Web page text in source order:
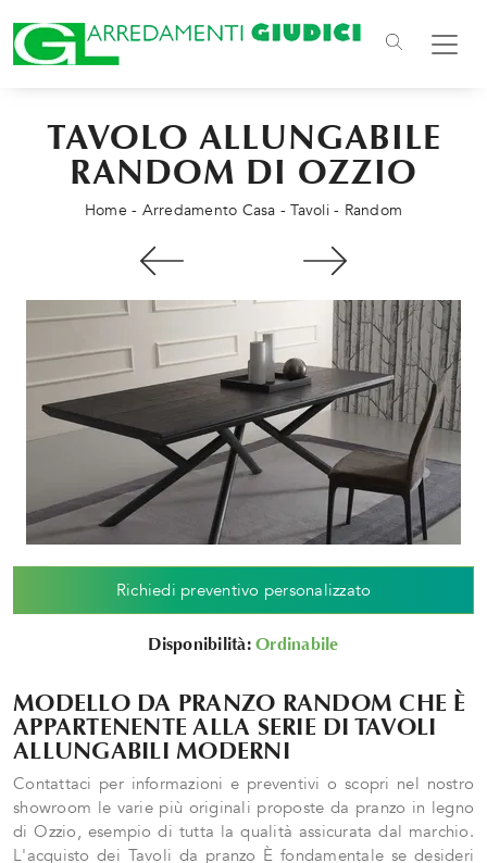
TAVOLO ALLUNGABILE
RANDOM DI OZZIO
Home - Arredamento Casa -Tavoli - Random
Richiedi preventivo personalizzato
Disponibilità:Ordinabile
MODELLO DA PRANZO RANDOM CHE È
APPARTENENTE ALLA SERIE DI TAVOLI
ALLUNGABILI MODERNI
Contattaci per informazioni e preventivi o scopri nel nostro
showroom le varie più originali proposte da pranzo in legno
di Ozzio, esempio di tutta la qualità assicurata dal marchio.
L'acquisto dei Tavoli da pranzo È fondamentale se desideri